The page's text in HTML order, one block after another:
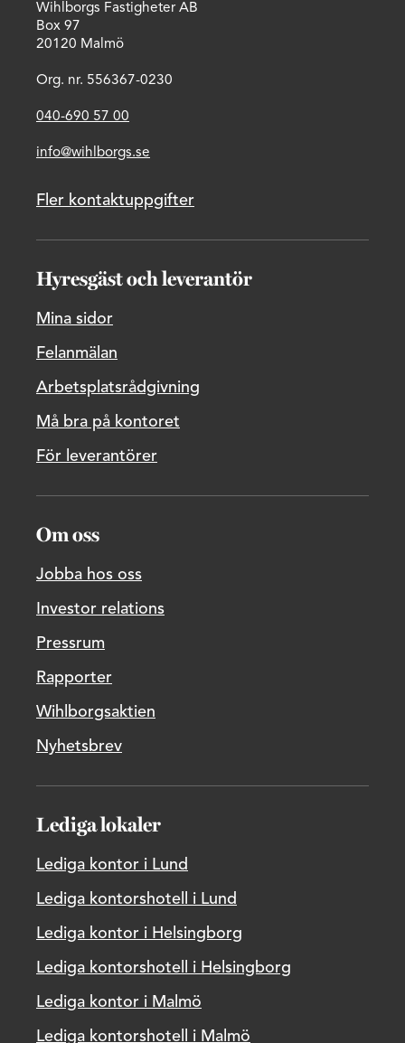
Wihlborgs Fastigheter AB
Box 97
20120 Malmö
Org. nr. 556367-0230
040-690 57 00
info@wihlborgs.se
Fler kontaktuppgifter
Hyresgäst och leverantör
Mina sidor
Felanmälan
Arbetsplatsrådgivning
Må bra på kontoret
För leverantörer
Om oss
Jobba hos oss
Investor relations
Pressrum
Rapporter
Wihlborgsaktien
Nyhetsbrev
Lediga lokaler
Lediga kontor i Lund
Lediga kontorshotell i Lund
Lediga kontor i Helsingborg
Lediga kontorshotell i Helsingborg
Lediga kontor i Malmö
Lediga kontorshotell i Malmö